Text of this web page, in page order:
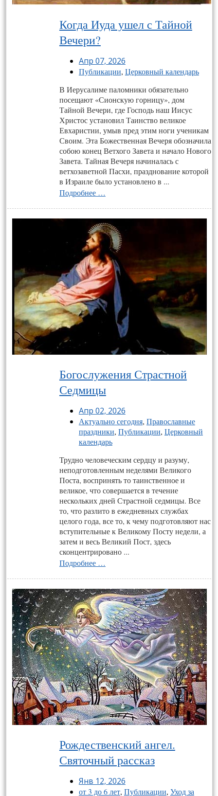
Когда Иуда ушел с Тайной
Вечери?
Апр 07, 2026
Публикации, Церковный календарь
В Иерусалиме паломники обязательно
посещают «Сионскую горницу», дом
Тайной Вечери, где Господь наш Иисус
Христос установил Таинство великое
Евхаристии, умыв пред этим ноги ученикам
Своим. Эта Божественная Вечеря обозначила
собою конец Ветхого Завета и начало Нового
Завета. Тайная Вечеря начиналась с
ветхозаветной Пасхи, празднование которой
в Израиле было установлено в ...
Подробнее …
Богослужения Страстной
Седмицы
Апр 02, 2026
Актуально сегодня, Православные
праздники, Публикации, Церковный
календарь
Трудно человеческим сердцу и разуму,
неподготовленным неделями Великого
Поста, воспринять то таинственное и
великое, что совершается в течение
нескольких дней Страстной седмицы. Все
то, что разлито в ежедневных службах
целого года, все то, к чему подготовляют нас
вступительные к Великому Посту недели, а
затем и весь Великий Пост, здесь
сконцентрировано ...
Подробнее …
Рождественский ангел.
Святочный рассказ
Янв 12, 2026
от 3 до 6 лет, Публикации, Уход за